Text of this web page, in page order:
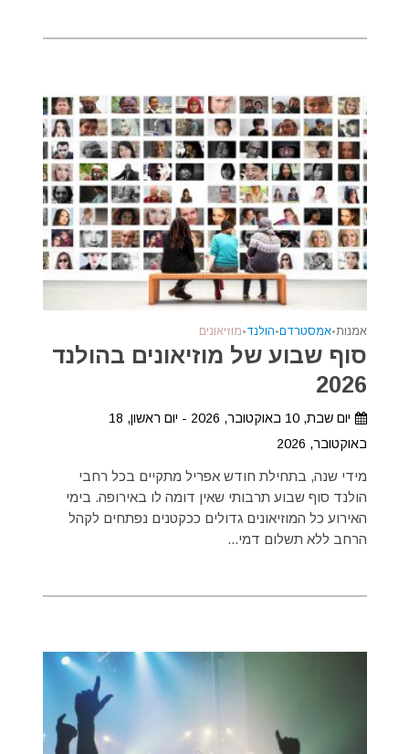
אמנות•אמסטרדם•הולנד•מוזיאונים
סוף שבוע של מוזיאונים בהולנד
2026
יום שבת, 10 באוקטובר, 2026 - יום ראשון, 18
באוקטובר, 2026
מידי שנה, בתחילת חודש אפריל מתקיים בכל רחבי
הולנד סוף שבוע תרבותי שאין דומה לו באירופה. בימי
האירוע כל המוזיאונים גדולים ככקטנים נפתחים לקהל
הרחב ללא תשלום דמי...